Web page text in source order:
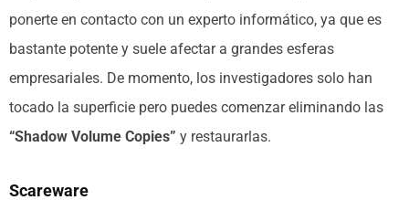
ponerte en contacto con un experto informático, ya que es
bastante potente y suele afectar a grandes esferas
empresariales. De momento, los investigadores solo han
tocado la superficie pero puedes comenzar eliminando las
“Shadow Volume Copies” y restaurarlas.
Scareware